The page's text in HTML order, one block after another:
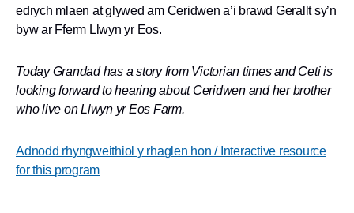
edrych mlaen at glywed am Ceridwen a’i brawd Gerallt sy’n
byw ar Fferm Llwyn yr Eos.
Today Grandad has a story from Victorian times and Ceti is
looking forward to hearing about Ceridwen and her brother
who live on Llwyn yr Eos Farm.
Adnodd rhyngweithiol y rhaglen hon / Interactive resource
for this program